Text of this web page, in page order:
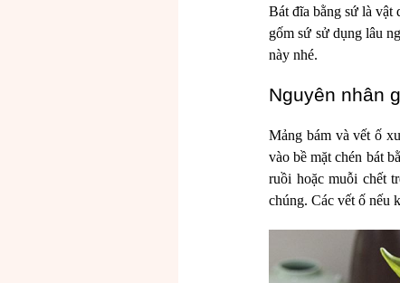
Bát đĩa bằng sứ là vật
gốm sứ sử dụng lâu
này nhé.
Nguyên nhân
Mảng bám và vết ố
vào bề mặt chén bát
ruồi hoặc muỗi chết
chúng. Các vết ố nếu